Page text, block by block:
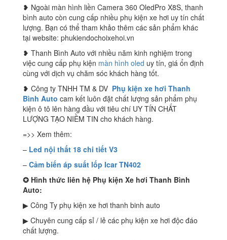
❥ Ngoài màn hình liền Camera 360 OledPro X8S, thanh
bình auto còn cung cấp nhiều phụ kiện xe hơi uy tín chất
lượng. Bạn có thể tham khảo thêm các sản phẩm khác
tại website: phukiendochoixehoi.vn
❥ Thanh Bình Auto với nhiều năm kinh nghiệm trong
việc cung cấp phụ kiện màn hình oled uy tín, giá ổn định
cùng với dịch vụ chăm sóc khách hàng tốt.
❥ Công ty TNHH TM & DV Phụ kiện xe hơi Thanh
Bình Auto cam kết luôn đặt chất lượng sản phẩm phụ
kiện ô tô lên hàng đầu với tiêu chí UY TÍN CHẤT
LƯỢNG TẠO NIỀM TIN cho khách hàng.
=>> Xem thêm:
– Led nội thất 18 chi tiết V3
– Cảm biến áp suất lốp Icar TN402
✪ Hình thức liên hệ Phụ kiện Xe hơi Thanh Bình
Auto:
▶ Công Ty phụ kiện xe hơi thanh binh auto
▶ Chuyên cung cấp sỉ / lẻ các phụ kiện xe hơi độc đáo
chất lượng.